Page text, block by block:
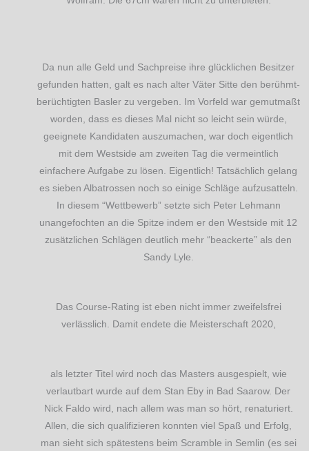
Da nun alle Geld und Sachpreise ihre glücklichen Besitzer
gefunden hatten, galt es nach alter Väter Sitte den berühmt-
berüchtigten Basler zu vergeben. Im Vorfeld war gemutmaßt
worden, dass es dieses Mal nicht so leicht sein würde,
geeignete Kandidaten auszumachen, war doch eigentlich
mit dem Westside am zweiten Tag die vermeintlich
einfachere Aufgabe zu lösen. Eigentlich! Tatsächlich gelang
es sieben Albatrossen noch so einige Schläge aufzusatteln.
In diesem “Wettbewerb” setzte sich Peter Lehmann
unangefochten an die Spitze indem er den Westside mit 12
zusätzlichen Schlägen deutlich mehr “beackerte” als den
Sandy Lyle.
Das Course-Rating ist eben nicht immer zweifelsfrei
verlässlich. Damit endete die Meisterschaft 2020,
als letzter Titel wird noch das Masters ausgespielt, wie
verlautbart wurde auf dem Stan Eby in Bad Saarow. Der
Nick Faldo wird, nach allem was man so hört, renaturiert.
Allen, die sich qualifizieren konnten viel Spaß und Erfolg,
man sieht sich spätestens beim Scramble in Semlin (es sei